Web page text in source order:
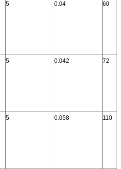
5 0.04 60
5 0.042 72
5 0.058 110